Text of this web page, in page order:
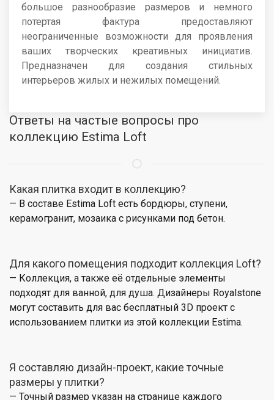
большое разнообразие размеров и немного
потертая фактура предоставляют
неограниченные возможности для проявления
ваших творческих креативных инициатив.
Предназначен для создания стильных
интерьеров жилых и нежилых помещений.
Ответы на частые вопросы про
коллекцию Estima Loft
Какая плитка входит в коллекцию?
— В составе Estima Loft есть бордюры, ступени,
керамогранит, мозаика с рисунками под бетон.
Для какого помещения подходит коллекция Loft?
— Коллекция, а также её отдельные элементы
подходят для ванной, для душа. Дизайнеры Royalstone
могут составить для вас бесплатный 3D проект с
использованием плитки из этой коллекции Estima.
Я составляю дизайн-проект, какие точные
размеры у плитки?
— Точный размер указан на странице каждого